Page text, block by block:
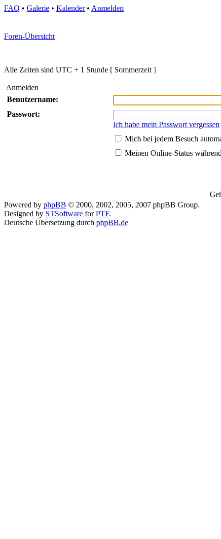
FAQ • Galerie • Kalender• Anmelden
Foren-Übersicht
Alle Zeiten sind UTC + 1 Stunde [ Sommerzeit ]
Anmelden
Benutzername:
Passwort:
Ich habe mein Passwort vergessen
Mich bei jedem Besuch
Meinen Online-Status
Powered by phpBB © 2000, 2002, 2005, 2007 phpBB Group.
Designed by STSoftware forPTF.
Deutsche Übersetzung durch phpBB.de